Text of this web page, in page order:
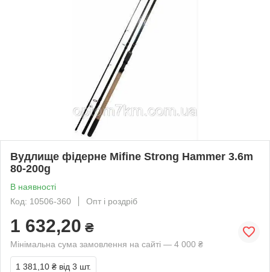
Вудлище фідерне Mifine Strong Hammer 3.6m
80-200g
В наявності
Код: 10506-360
Опт і роздріб
1 632,20 ₴
Мінімальна сума замовлення на сайті — 4 000 ₴
1 381,10 ₴ від 3 шт.